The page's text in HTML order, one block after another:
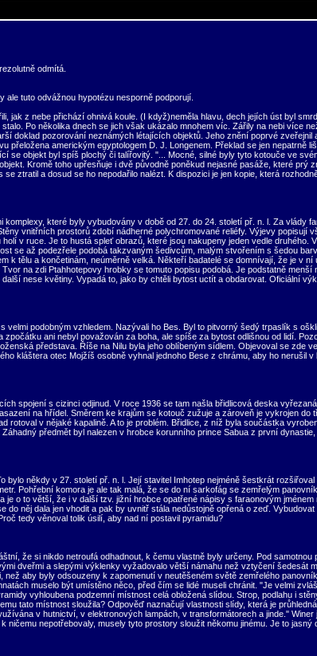
odmítá.
tuto odvážnou hypotézu nesporně podporují.
z nebe přichází ohnivá koule. (I když)neměla hlavu, dech jejích úst byl
Po několika dnech se jich však ukázalo mnohem víc. Zářily na nebi více
doklad pozorování neznámých létajících objektů. Jeho znění poprvé
americkým egyptologem D. J. Longenem. Překlad se jen
se objekt byl spíš plochý či talířovitý. "... Mocné, silné byly tyto kotouče ve
Kromě toho upřesňuje i dvě původně poněkud nejasné pasáže, které
ztratil a dosud se ho nepodařilo nalézt. K dispozici je jen kopie, která
které byly vybudovány v době od 27. do 24. století př. n. l. Za vlády
vnitřních prostorů zdobí nádherné polychromované reliéfy. Výjevy
v ruce. Je to hustá spleť obrazů, které jsou nakupeny jeden vedle
se až podezřele podobá takzvaným šedivcům, malým stvořením s šedou
k tělu a končetinám, neúměrně velká. Někteří badatelé se domnívají, že je v
na zdi Ptahhotepovy hrobky se tomuto popisu podobá. Je podstatně
nese květiny. Vypadá to, jako by chtěli bytost uctít a obdarovat. Oficiální
podobným vzhledem. Nazývali ho Bes. Byl to pitvorný šedý trpaslík s
ani nebyl považován za boha, ale spíše za bytost odlišnou od lidí.
představa. Říše na Nilu byla jeho oblíbeným sídlem. Objevoval se zde
kláštera otec Mojžíš osobně vyhnal jednoho Bese z chrámu, aby ho
spojení s cizinci odjinud. V roce 1936 se tam našla břidlicová deska
na hřídel. Směrem ke krajům se kotouč zužuje a zároveň je vykrojen
v nějaké kapalině. A to je problém. Břidlice, z níž byla součástka
předmět byl nalezen v hrobce korunního prince Sabua z první
někdy v 27. století př. n. l. Její stavitel Imhotep nejméně šestkrát
Pohřební komora je ale tak malá, že se do ní sarkofág se zemřelým
o to větší, že i v další tzv. jižní hrobce opatřené nápisy s faraonovým
něj dala jen vhodit a pak by uvnitř stála nedůstojně opřená o zeď.
tedy věnoval tolik úsilí, aby nad ní postavil pyramidu?
že si nikdo netroufá odhadnout, k čemu vlastně byly určeny. Pod
dveřmi a slepými výklenky vyžadovalo větší námahu než vztyčení
aby byly odsouzeny k zapomenutí v neutěšeném světě zemřelého
muselo být umístěno něco, před čím se lidé museli chránit. "Je velmi
vyhloubena podzemní místnost celá obložená slídou. Strop, podlahu i
tato místnost sloužila? Odpověď naznačují vlastnosti slídy, která je
v hutnictví, v elektronových lampách, v transformátorech a jinde."
nepotřebovaly, musely tyto prostory sloužit někomu jinému. Je to